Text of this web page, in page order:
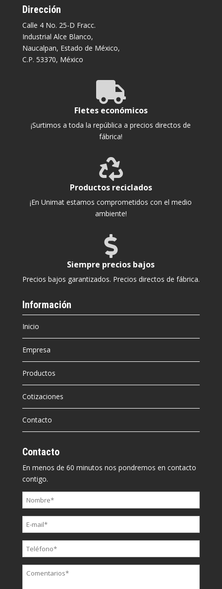
Dirección
Calle 4 No. 25-D Fracc.
Industrial Alce Blanco,
Naucalpan, Estado de México,
C.P. 53370, México

Fletes económicos
¡Surtimos a toda la república a precios directos de
fábrica!

Productos reciclados
¡En Unimat estamos comprometidos con el medio
ambiente!

Siempre precios bajos
Precios bajos garantizados. Precios directos de fábrica.
Información
Inicio
Empresa
Productos
Cotizaciones
Contacto
Contacto
En menos de 60 minutos nos pondremos en contacto
contigo.